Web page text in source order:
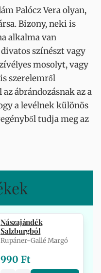
Palócz Vera olyan,
Bizony, neki is
alkalma van
színészt vagy
mosolyt, vagy
szerelemről
ábrándozásnak az a
a levélnek különös
tudja meg az
Nászajándék
Salzburgból
Rupáner-Gallé Margó
990 Ft